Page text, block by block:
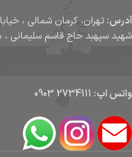
آدرس: تهران، کرمان شمالی ،
شهید سپهبد حاج قاسم سلیمانی
واتس اپ: 2734111 0903